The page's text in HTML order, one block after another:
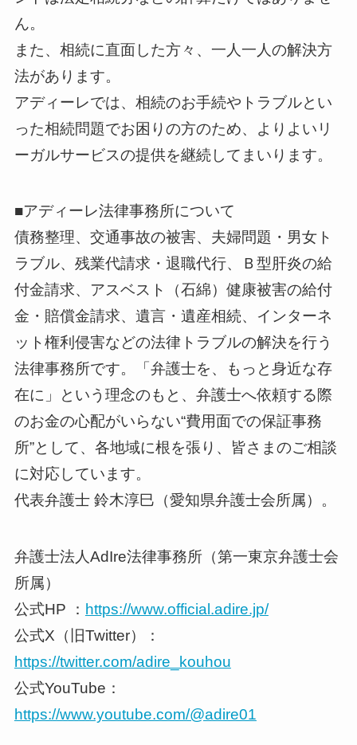
ん。
また、相続に直面した方々、一人一人の解決方
法があります。
アディーレでは、相続のお手続やトラブルとい
った相続問題でお困りの方のため、よりよいリ
ーガルサービスの提供を継続してまいります。
■アディーレ法律事務所について
債務整理、交通事故の被害、夫婦問題・男女ト
ラブル、残業代請求・退職代行、Ｂ型肝炎の給
付金請求、アスベスト（石綿）健康被害の給付
金・賠償金請求、遺言・遺産相続、インターネ
ット権利侵害などの法律トラブルの解決を行う
法律事務所です。「弁護士を、もっと身近な存
在に」という理念のもと、弁護士へ依頼する際
のお金の心配がいらない“費用面での保証事務
所”として、各地域に根を張り、皆さまのご相談
に対応しています。
代表弁護士 鈴木淳巳（愛知県弁護士会所属）。
弁護士法人AdIre法律事務所（第一東京弁護士会
所属）
公式HP ： https://www.official.adire.jp/
公式X（旧Twitter）：
https://twitter.com/adire_kouhou
公式YouTube：
https://www.youtube.com/@adire01